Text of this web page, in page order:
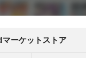
マーケットストア